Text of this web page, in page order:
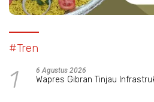
#Tren
1 6 Agustus 2026
Wapres Gibran Tinjau